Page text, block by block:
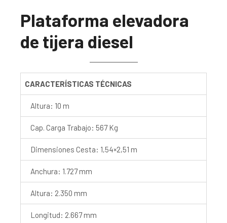
Plataforma elevadora
de tijera diesel
CARACTERÍSTICAS TÉCNICAS
Altura: 10 m
Cap. Carga Trabajo: 567 Kg
Dimensiones Cesta: 1,54×2,51 m
Anchura: 1.727 mm
Altura: 2.350 mm
Longitud: 2.667 mm